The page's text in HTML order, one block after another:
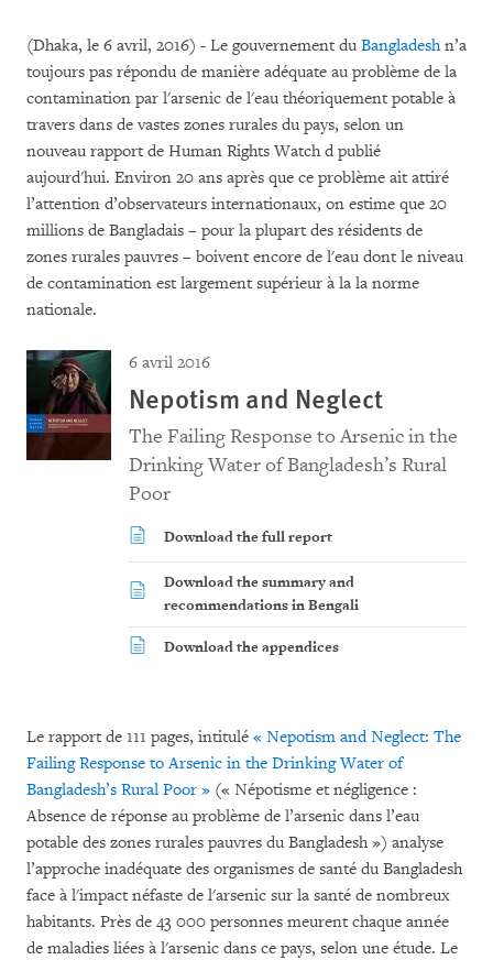
(Dhaka, le 6 avril, 2016) - Le gouvernement du Bangladeshn’a
toujours pas répondu de manière adéquate au problème de la
contamination par l'arsenic de l'eau théoriquement potable à
travers dans de vastes zones rurales du pays, selon un
nouveau rapport de Human Rights Watch d publié
aujourd'hui. Environ 20 ans après que ce problème ait attiré
l’attention d’observateurs internationaux, on estime que 20
millions de Bangladais – pour la plupart des résidents de
zones rurales pauvres – boivent encore de l'eau dont le niveau
de contamination est largement supérieur à la la norme
nationale.
6 avril 2016
Nepotism and Neglect
The Failing Response to Arsenic in the
Drinking Water of Bangladesh’s Rural
Poor
Download the full report
Download the summary and
recommendations in Bengali
Download the appendices
Le rapport de 111 pages, intitulé « Nepotism and Neglect: The
Failing Response to Arsenic in the Drinking Water of
Bangladesh’s Rural Poor » (« Népotisme et négligence :
Absence de réponse au problème de l’arsenic dans l’eau
potable des zones rurales pauvres du Bangladesh ») analyse
l’approche inadéquate des organismes de santé du Bangladesh
face à l'impact néfaste de l'arsenic sur la santé de nombreux
habitants. Près de 43 000 personnes meurent chaque année
de maladies liées à l'arsenic dans ce pays, selon une étude. Le